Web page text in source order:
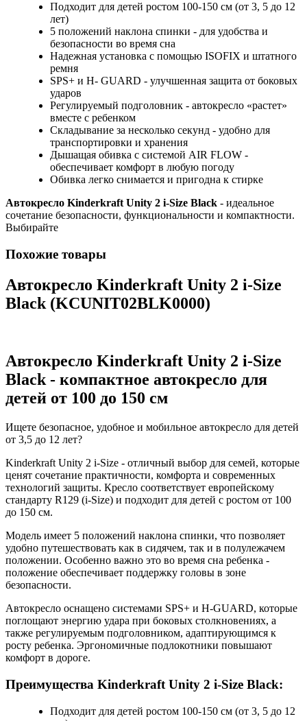
Подходит для детей ростом 100-150 см (от 3, 5 до 12
лет)
5 положений наклона спинки - для удобства и
безопасности во время сна
Надежная установка с помощью ISOFIX и штатного
ремня
SPS+ и H- GUARD - улучшенная защита от боковых
ударов
Регулируемый подголовник - автокресло «растет»
вместе с ребенком
Складывание за несколько секунд - удобно для
транспортировки и хранения
Дышащая обивка с системой AIR FLOW -
обеспечивает комфорт в любую погоду
Обивка легко снимается и пригодна к стирке
Автокресло Kinderkraft Unity 2 i-Size Black - идеальное
сочетание безопасности, функциональности и компактности.
Выбирайте
Похожие товары
Автокресло Kinderkraft Unity 2 i-Size
Black (KCUNIT02BLK0000)
Автокресло Kinderkraft Unity 2 i-Size
Black - компактное автокресло для
детей от 100 до 150 см
Ищете безопасное, удобное и мобильное автокресло для детей
от 3,5 до 12 лет?
Kinderkraft Unity 2 i-Size - отличный выбор для семей, которые
ценят сочетание практичности, комфорта и современных
технологий защиты. Кресло соответствует европейскому
стандарту R129 (i-Size) и подходит для детей с ростом от 100
до 150 см.
Модель имеет 5 положений наклона спинки, что позволяет
удобно путешествовать как в сидячем, так и в полулежачем
положении. Особенно важно это во время сна ребенка -
положение обеспечивает поддержку головы в зоне
безопасности.
Автокресло оснащено системами SPS+ и H-GUARD, которые
поглощают энергию удара при боковых столкновениях, а
также регулируемым подголовником, адаптирующимся к
росту ребенка. Эргономичные подлокотники повышают
комфорт в дороге.
Преимущества Kinderkraft Unity 2 i-Size Black:
Подходит для детей ростом 100-150 см (от 3, 5 до 12